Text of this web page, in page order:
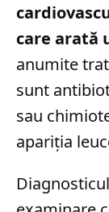
care arată
anumite
sunt
sau
apariția